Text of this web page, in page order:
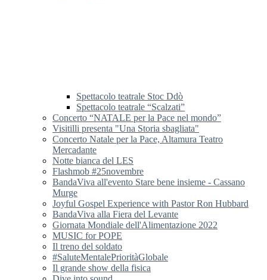
Spettacolo teatrale Stoc Ddò
Spettacolo teatrale “Scalzati”
Concerto “NATALE per la Pace nel mondo”
Visitilli presenta "Una Storia sbagliata"
Concerto Natale per la Pace, Altamura Teatro
Mercadante
Notte bianca del LES
Flashmob #25novembre
BandaViva all'evento Stare bene insieme - Cassano
Murge
Joyful Gospel Experience with Pastor Ron Hubbard
BandaViva alla Fiera del Levante
Giornata Mondiale dell'Alimentazione 2022
MUSIC for POPE
Il treno del soldato
#SaluteMentalePrioritàGlobale
Il grande show della fisica